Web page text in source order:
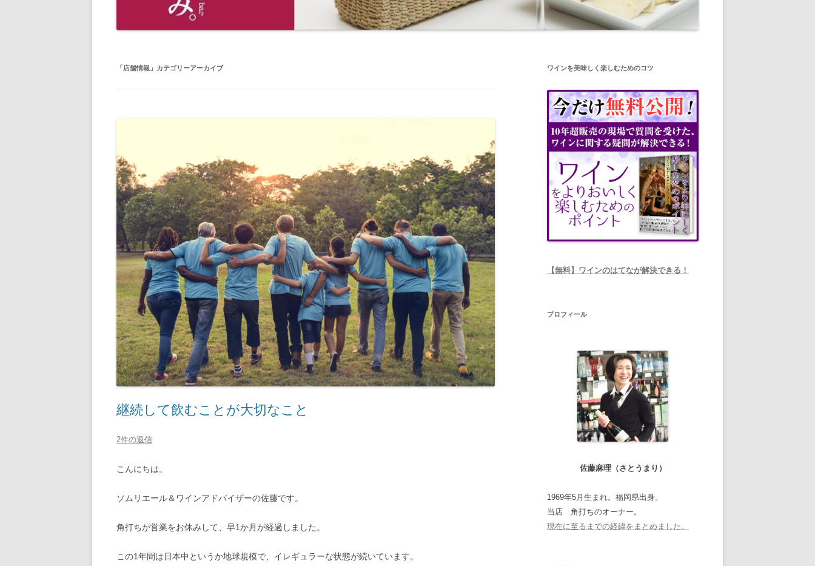
「 店舗情報 」カテゴリーアーカイブ
継続して飲むことが大切なこと
2件の返信
こんにちは。
ソムリエール＆ワインアドバイザーの佐藤です。
角打ちが営業をお休みして、早1か月が経過しました。
この1年間は日本中というか地球規模で、イレギュラーな状態が続いています。
ワインを美味しく楽しむためのコツ
【無料】ワインのはてなが解決できる！
プロフィール
佐藤麻理（さとうまり）
1969年5月生まれ。福岡県出身。
当店 角打ちのオーナー。
現在に至るまでの経緯をまとめました。